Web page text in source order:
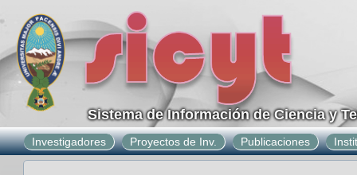
Sistema de Información de Ciencia y
Investigadores Proyectos de Inv. Publicaciones